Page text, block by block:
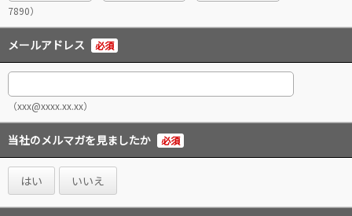
7890）
メールアドレス 必須
（xxx@xxxx.xx.xx）
当社のメルマガを見ましたか 必須
はい いいえ